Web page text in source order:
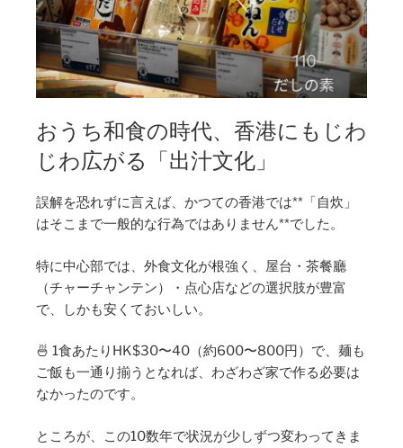
おうち和食の時代、香港にもじわ
じわ広がる「出汁文化」
誤解を恐れずに言えば、かつての香港では**「自炊」
はそこまで一般的な行為ではありません**でした。
特に中心部では、外食文化が根強く、屋台・茶餐廳
（チャーチャンテン）・点心店などの選択肢が豊富
で、しかも安くておいしい。
🍜 1食あたりHK$30〜40（約600〜800円）で、麺も
ご飯も一通り揃うとなれば、わざわざ家で作る必要は
なかったのです。
ところが、この10数年で状況が少しずつ変わってきま